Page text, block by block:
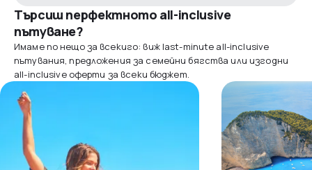
Търсиш перфектното all-inclusive
пътуване?
Имаме по нещо за всекиго: виж last-minute all-inclusive
пътувания, предложения за семейни бягства или изгодни
all-inclusive оферти за всеки бюджет.